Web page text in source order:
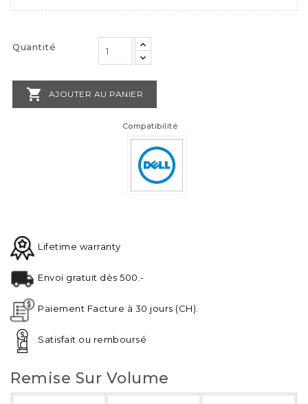
Quantité
 AJOUTER AU PANIER
Compatibilité
Lifetime warranty
Envoi gratuit dès 500.-
Paiement Facture à 30 jours (CH).
Satisfait ou remboursé
Remise Sur Volume